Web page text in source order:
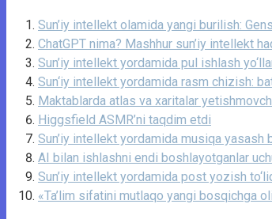
Sun’iy intellekt olamida yangi burilish:
ChatGPT nima? Mashhur sun’iy intellekt
Sun’iy intellekt yordamida pul ishlash
Sun‘iy intellekt yordamida rasm chizish:
Maktablarda atlas va xaritalar
Higgsfield ASMR’ni taqdim etdi
Sun’iy intellekt yordamida musiqa yasash
AI bilan ishlashni endi boshlayotganlar
Sun’iy intellekt yordamida post yozish
«Ta’lim sifatini mutlaqo yangi bosqichga